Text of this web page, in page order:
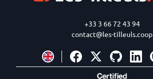
+33 3 66 72 43 94
contact@les-tilleuls.coop